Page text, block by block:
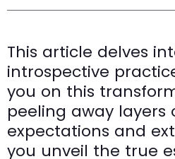
This article delves
introspective
you on this
peeling away layers
expectations and
you unveil the true